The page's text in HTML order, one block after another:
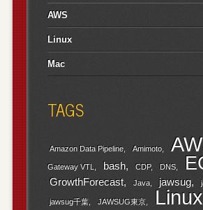
AWS
Linux
Mac
TAGS
Amazon Data Pipeline Amimoto
Gateway VTL bash CDP DNS
GrowthForecast Java jawsug
jawsug千葉 JAWSUG東京 Linux